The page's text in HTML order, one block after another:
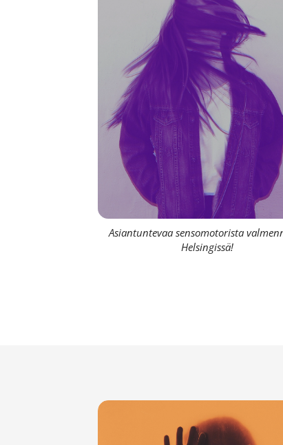
Asiantuntevaa sensomotorista
Helsingissä!